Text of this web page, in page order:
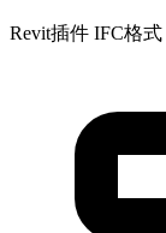
Revit插件 IFC格式